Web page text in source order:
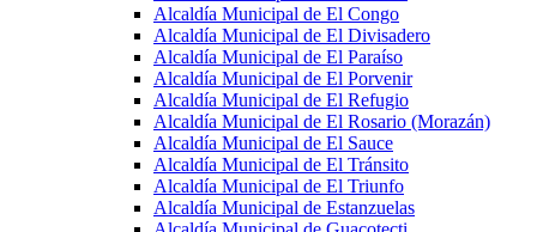
Alcaldía Municipal de El Congo
Alcaldía Municipal de El Divisadero
Alcaldía Municipal de El Paraíso
Alcaldía Municipal de El Porvenir
Alcaldía Municipal de El Refugio
Alcaldía Municipal de El Rosario (Morazán)
Alcaldía Municipal de El Sauce
Alcaldía Municipal de El Tránsito
Alcaldía Municipal de El Triunfo
Alcaldía Municipal de Estanzuelas